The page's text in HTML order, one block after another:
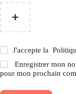
J'accepte la
Enregistrer mon
pour mon prochain